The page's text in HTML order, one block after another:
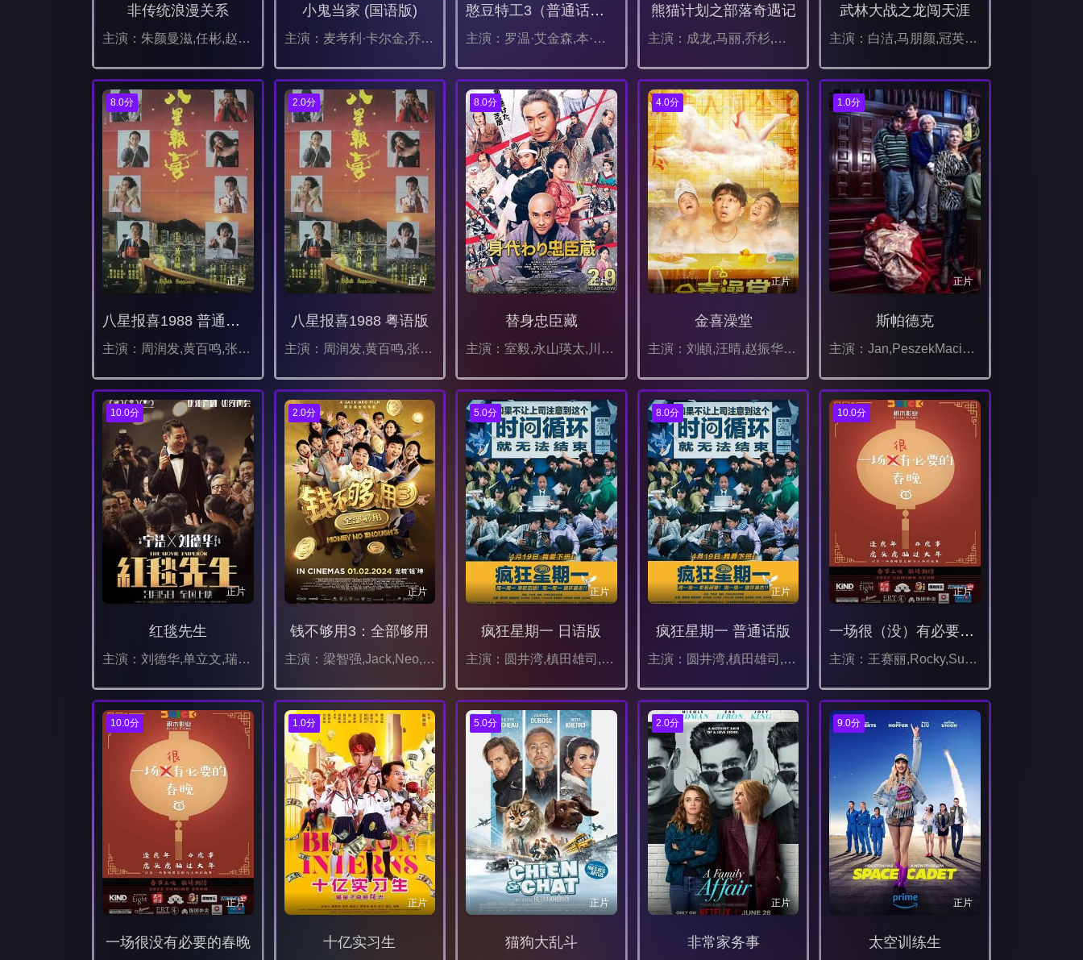
非传统浪漫关系
主演：朱颜曼滋,任彬,赵小棠,王天放,于谨维,王劲松,金广发,王勉,颜安,赵夕汐,孙丞潇,张帆,钱迪迪,汪曲攸,邓飞,于小彬,丁文博,牛犇,葛兆美
小鬼当家 (国语版)
主演：麦考利·卡尔金,乔·佩西,丹尼尔·斯特恩,约翰·赫德,罗伯茨·布洛瑟姆,·C·莫罗纳,克里斯汀·敏特尔,戴阿娜·坎佩露,杰迪代亚·科恩,基南·卡尔金,森塔·摩西,泰利·斯内尔,马特·多赫蒂,拉尔夫·富迪,迈克尔·吉多,雷·托勒,比莉·伯德,比尔·厄尔文,格里·贝克尔,克拉克·德弗洛,丹尼·沃霍尔,霍普·戴维斯,詹姆斯·雷恩,肯·哈德森·坎贝尔,吉姆·奥特莱比,莱昂纳尔·巴里摩尔,奎因.卡尔金,拉加·高斯内尔,詹姆斯·M·赫夫曼,宝拉·纽瑟姆,尤里·鲁特曼,卢西亚诺·萨贝
憨豆特工3（普通话版）
主演：罗温·艾金森,本·米勒,欧嘉·柯瑞兰寇,杰克·莱西,艾玛·汤普森,米兰达·亨妮莎,亚当·詹姆斯,萨曼莎·罗素,大卫·穆梅尼,通恰伊·古奈什,梶冈润一,埃迪·奥康奈尔,尼克·欧文福特,马修·比尔德
熊猫计划之部落奇遇记
主演：成龙,马丽,乔杉,于洋,王影璐,张子栋,王成思,柯达,宋木子,冯满,王星,潘斌龙,于荣光,胡笑源
武林大战之龙闯天涯
主演：白洁,马朋颜,冠英郑,沛琳
8.0分
正片
八星报喜1988 普通话版
主演：周润发,黄百鸣,张学友,钟楚红,郑裕玲,袁洁莹,冯宝宝,黄坤玄,李香琴,郑丹瑞
2.0分
正片
八星报喜1988 粤语版
主演：周润发,黄百鸣,张学友,钟楚红,郑裕玲,袁洁莹,冯宝宝,黄坤玄,李香琴,郑丹瑞
8.0分
正片
替身忠臣藏
主演：室毅,永山瑛太,川口春奈,林遣都,柄本明,北村一辉,尾上右近,森崎温,星田英利,广濑智纪,滨津隆之,野村康太,入江甚仪,野波麻帆,宽一郎,本多力,板垣瑞生,桥本爱实,加藤小夏
4.0分
正片
金喜澡堂
主演：刘頔,汪晴,赵振华,张耀之,刘冠麟,张百乔
1.0分
正片
斯帕德克
主演：Jan,PeszekMaciej,StuhrJoanna,Trzepiecinska
10.0分
正片
红毯先生
主演：刘德华,单立文,瑞玛·席丹,余伟国,宁浩,林熙蕾,梁家辉,杨千嬅,王晶,张子贤,刘漪琳,周炜,孙阳,薛宝鹤,马东
2.0分
正片
钱不够用3：全部够用
主演：梁智强,Jack,Neo,李国煌,Mark,Lee,程旭辉,Henry,Thia
5.0分
正片
疯狂星期一 日语版
主演：圆井湾,槙田雄司,长村航希,三河悠冴,八木光太郎,高野春树,岛田桃依,池田良,主浜晴美
8.0分
正片
疯狂星期一 普通话版
主演：圆井湾,槙田雄司,长村航希,三河悠冴,八木光太郎,高野春树,岛田桃依,池田良,主浜晴美
10.0分
正片
一场很（没）有必要的春晚
主演：王赛丽,Rocky,Sun,李灿,张一心,钱进,刘薇薇,冯奕萌,韩长福,孙雪峰,Antonia,Ma,门家兴,Hana,Margesson,Oscar,张伯宏,益晗,刘培红,Emma,Shang,Shelly,Chen,
10.0分
正片
一场很没有必要的春晚
1.0分
正片
十亿实习生
5.0分
正片
猫狗大乱斗
2.0分
正片
非常家务事
9.0分
正片
太空训练生